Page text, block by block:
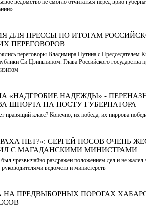
ДЛЯ ПРЕССЫ ПО ИТОГАМ
ПЕРЕГОВОРОВ
переговоры Владимира Путина с Председателем
Си Цзиньпином. Глава Российского государства
«НАДГРОБИЕ НАДЕЖДЫ» -
ШПОРТА НА ПОСТУ ГУБЕРНАТОРА
правящий класс? Конечно, их победа, их пиррова
НЕТ?»: СЕРГЕЙ НОСОВ ОЧЕНЬ
С МАГАДАНСКИМИ МИНИСТРАМИ
чрезвычайно раздражен положением дел и не жалел
руководителями ведомств и министерств
НА ПРЕДВЫБОРНЫХ ПОРОГАХ